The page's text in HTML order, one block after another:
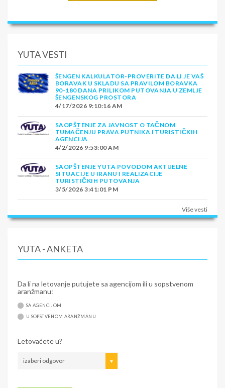
YUTA VESTI
ŠENGEN KALKULATOR-PROVERITE DA LI JE VAŠ
BORAVAK U SKLADU SA PRAVILOM BORAVKA
90-180 DANA PRILIKOM PUTOVANJA U ZEMLJE
ŠENGENSKOG PROSTORA
4/17/2026 9:10:16 AM
SAOPŠTENJE ZA JAVNOST O TAČNOM
TUMAČENJU PRAVA PUTNIKA I TURISTIČKIH
AGENCIJA
4/2/2026 9:53:00 AM
SAOPŠTENJE YUTA POVODOM AKTUELNE
SITUACIJE U IRANU I REALIZACIJE
TURISTIČKIH PUTOVANJA
3/5/2026 3:41:01 PM
Više vesti
YUTA - ANKETA
Da li na letovanje putujete sa agencijom ili u sopstvenom
aranžmanu:
SA AGENCIJOM
U SOPSTVENOM ARANŽMANU
Letovaćete u?
izaberi odgovor